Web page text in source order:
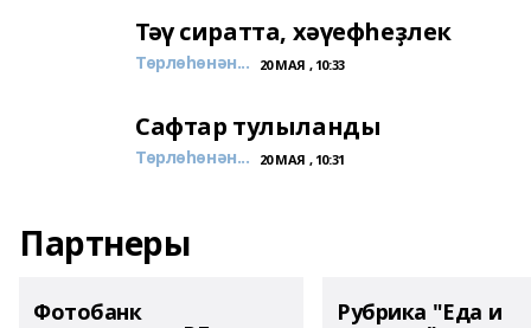
Тәү сиратта, хәүефһеҙлек
Төрлөһөнән... 20 МАЯ , 10:33
Сафтар тулыланды
Төрлөһөнән... 20 МАЯ , 10:31
Партнеры
Фотобанк Рубрика "Еда и